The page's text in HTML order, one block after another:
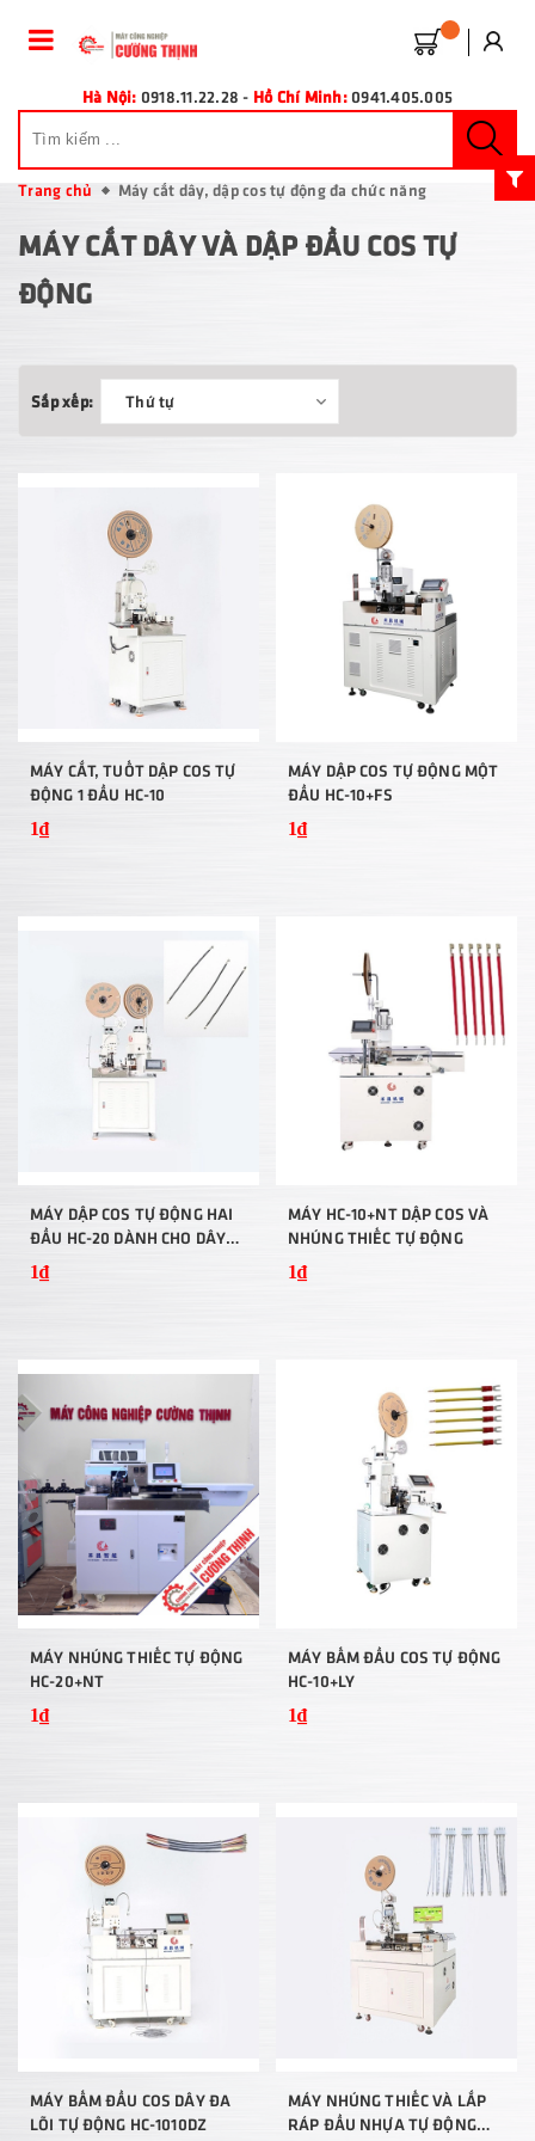
Hà Nội: 0918.11.22.28 - Hồ Chí Minh: 0941.405.005
Trang chủ Máy cắt dây, dập cos tự động đa chức năng
MÁY CẮT DÂY VÀ DẬP ĐẦU COS TỰ
ĐỘNG
Sắp xếp: Thứ tự
MÁY CẮT, TUỐT DẬP COS TỰ
ĐỘNG 1 ĐẦU HC-10
1₫
MÁY DẬP COS TỰ ĐỘNG MỘT
ĐẦU HC-10+FS
1₫
MÁY DẬP COS TỰ ĐỘNG HAI
ĐẦU HC-20 DÀNH CHO DÂY
AWG32-AWG13
1₫
MÁY HC-10+NT DẬP COS VÀ
NHÚNG THIẾC TỰ ĐỘNG
1₫
MÁY NHÚNG THIẾC TỰ ĐỘNG
HC-20+NT
1₫
MÁY BẤM ĐẦU COS TỰ ĐỘNG
HC-10+LY
1₫
MÁY BẤM ĐẦU COS DÂY ĐA
LÕI TỰ ĐỘNG HC-1010DZ
MÁY NHÚNG THIẾC VÀ LẮP
RÁP ĐẦU NHỰA TỰ ĐỘNG